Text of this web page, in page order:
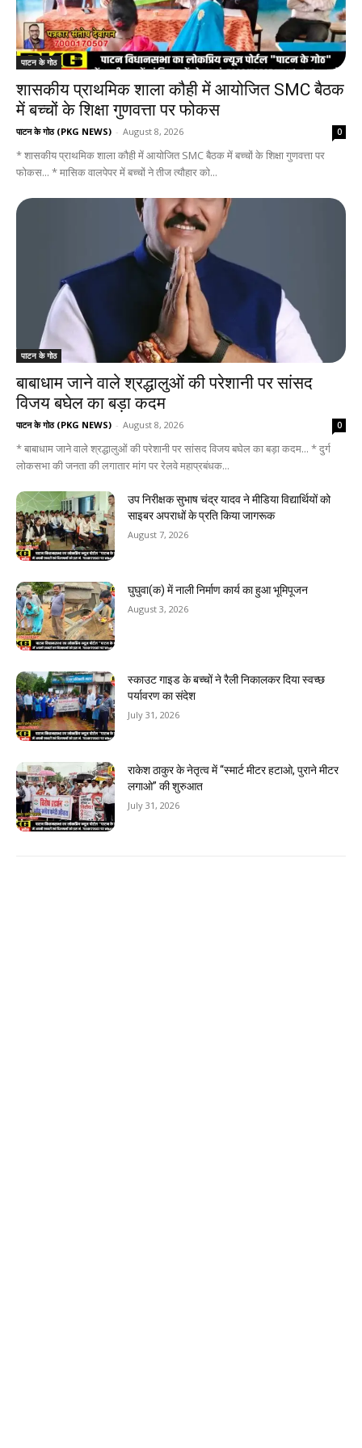
पाटन के गोठ
शासकीय प्राथमिक शाला कौही में आयोजित SMC बैठक
में बच्चों के शिक्षा गुणवत्ता पर फोकस
पाटन के गोठ (PKG NEWS) - August 8, 2026 0
* शासकीय प्राथमिक शाला कौही में आयोजित SMC बैठक में बच्चों के शिक्षा गुणवत्ता पर
फोकस... * मासिक वालपेपर में बच्चों ने तीज त्यौहार को...
पाटन के गोठ
बाबाधाम जाने वाले श्रद्धालुओं की परेशानी पर सांसद
विजय बघेल का बड़ा कदम
पाटन के गोठ (PKG NEWS) - August 8, 2026 0
* बाबाधाम जाने वाले श्रद्धालुओं की परेशानी पर सांसद विजय बघेल का बड़ा कदम... * दुर्ग
लोकसभा की जनता की लगातार मांग पर रेलवे महाप्रबंधक...
उप निरीक्षक सुभाष चंद्र यादव ने मीडिया विद्यार्थियों को
साइबर अपराधों के प्रति किया जागरूक
August 7, 2026
घुघुवा(क) में नाली निर्माण कार्य का हुआ भूमिपूजन
August 3, 2026
स्काउट गाइड के बच्चों ने रैली निकालकर दिया स्वच्छ
पर्यावरण का संदेश
July 31, 2026
राकेश ठाकुर के नेतृत्व में “स्मार्ट मीटर हटाओ, पुराने मीटर
लगाओ” की शुरुआत
July 31, 2026